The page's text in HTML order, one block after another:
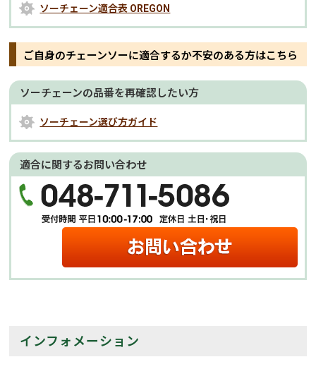
ソーチェーン適合表 OREGON
ご自身のチェーンソーに適合するか不安のある方はこちら
ソーチェーンの品番を再確認したい方
ソーチェーン選び方ガイド
適合に関するお問い合わせ
インフォメーション